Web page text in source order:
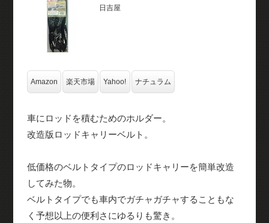
日吉屋
Amazon 楽天市場 Yahoo! ナチュラム
車にロッドを積むためのホルダー。
改造版ロッドキャリーベルト。
低価格のベルトタイプのロッドキャリーを簡単改造
してみた物。
ベルトタイプでも車内でガチャガチャすることもな
く予想以上の便利さにゆるりも驚き。